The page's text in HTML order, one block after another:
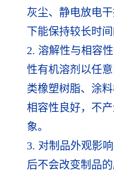
灰尘、静电放电
下能保持较长时间
2. 溶解性与相容
性有机溶剂以任
类橡塑树脂、涂
相容性良好，不
象。
3. 对制品外观影
后不会改变制品